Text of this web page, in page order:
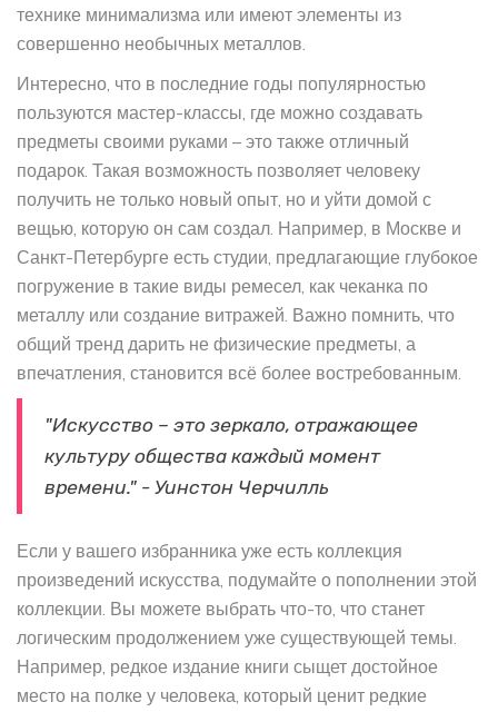
технике минимализма или имеют элементы из
совершенно необычных металлов.
Интересно, что в последние годы популярностью
пользуются мастер-классы, где можно создавать
предметы своими руками – это также отличный
подарок. Такая возможность позволяет человеку
получить не только новый опыт, но и уйти домой с
вещью, которую он сам создал. Например, в Москве и
Санкт-Петербурге есть студии, предлагающие глубокое
погружение в такие виды ремесел, как чеканка по
металлу или создание витражей. Важно помнить, что
общий тренд дарить не физические предметы, а
впечатления, становится всё более востребованным.
"Искусство – это зеркало, отражающее
культуру общества каждый момент
времени." - Уинстон Черчилль
Если у вашего избранника уже есть коллекция
произведений искусства, подумайте о пополнении этой
коллекции. Вы можете выбрать что-то, что станет
логическим продолжением уже существующей темы.
Например, редкое издание книги сыщет достойное
место на полке у человека, который ценит редкие